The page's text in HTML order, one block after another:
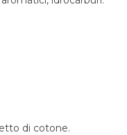
di cotone.